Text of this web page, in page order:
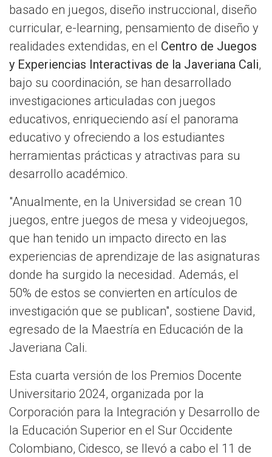
basado en juegos, diseño instruccional, diseño
curricular, e-learning, pensamiento de diseño y
realidades extendidas, en el Centro de Juegos
y Experiencias Interactivas de la Javeriana Cali,
bajo su coordinación, se han desarrollado
investigaciones articuladas con juegos
educativos, enriqueciendo así el panorama
educativo y ofreciendo a los estudiantes
herramientas prácticas y atractivas para su
desarrollo académico.
"Anualmente, en la Universidad se crean 10
juegos, entre juegos de mesa y videojuegos,
que han tenido un impacto directo en las
experiencias de aprendizaje de las asignaturas
donde ha surgido la necesidad. Además, el
50% de estos se convierten en artículos de
investigación que se publican", sostiene David,
egresado de la Maestría en Educación de la
Javeriana Cali.
Esta cuarta versión de los Premios Docente
Universitario 2024, organizada por la
Corporación para la Integración y Desarrollo de
la Educación Superior en el Sur Occidente
Colombiano, Cidesco, se llevó a cabo el 11 de